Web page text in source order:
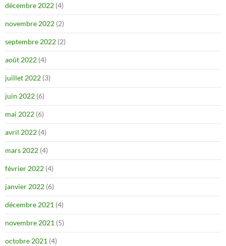
décembre 2022 (4)
novembre 2022 (2)
septembre 2022 (2)
août 2022 (4)
juillet 2022 (3)
juin 2022 (6)
mai 2022 (6)
avril 2022 (4)
mars 2022 (4)
février 2022 (4)
janvier 2022 (6)
décembre 2021 (4)
novembre 2021 (5)
octobre 2021 (4)